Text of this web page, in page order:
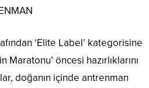
‘Elite Label’ kategorisine
Maratonu’ öncesi hazırlıklarını
doğanın içinde antrenman